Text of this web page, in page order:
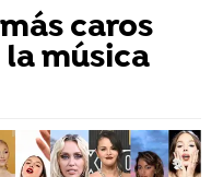
caros
música